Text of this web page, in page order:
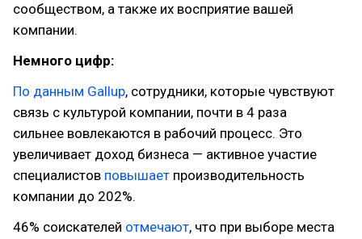
сообществом, а также их восприятие вашей
компании.
Немного цифр:
По данным Gallup, сотрудники, которые чувствуют
связь с культурой компании, почти в 4 раза
сильнее вовлекаются в рабочий процесс. Это
увеличивает доход бизнеса — активное участие
специалистов повышает производительность
компании до 202%.
46% соискателей отмечают, что при выборе места